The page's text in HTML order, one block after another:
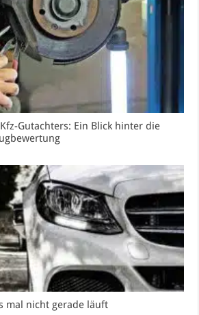
Gutachters: Ein Blick hinter die
mal nicht gerade läuft